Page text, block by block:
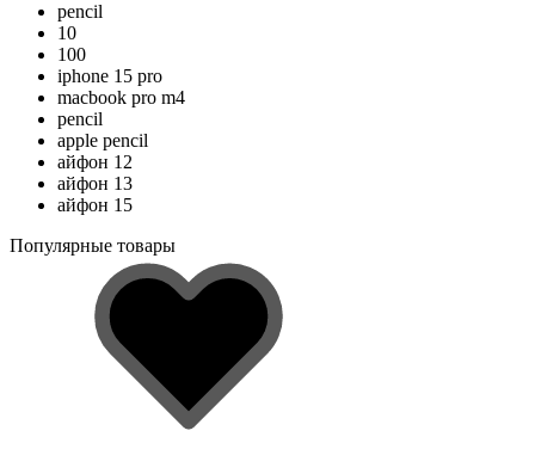
pencil
10
100
iphone 15 pro
macbook pro m4
pencil
apple pencil
айфон 12
айфон 13
айфон 15
Популярные товары